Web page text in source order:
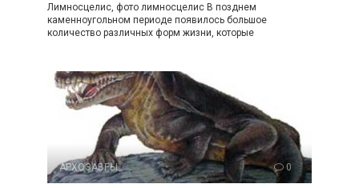
Лимносцелис, фото лимносцелис В позднем
каменноугольном периоде появилось большое
количество различных форм жизни, которые
АРХОЗАВРЫ 0